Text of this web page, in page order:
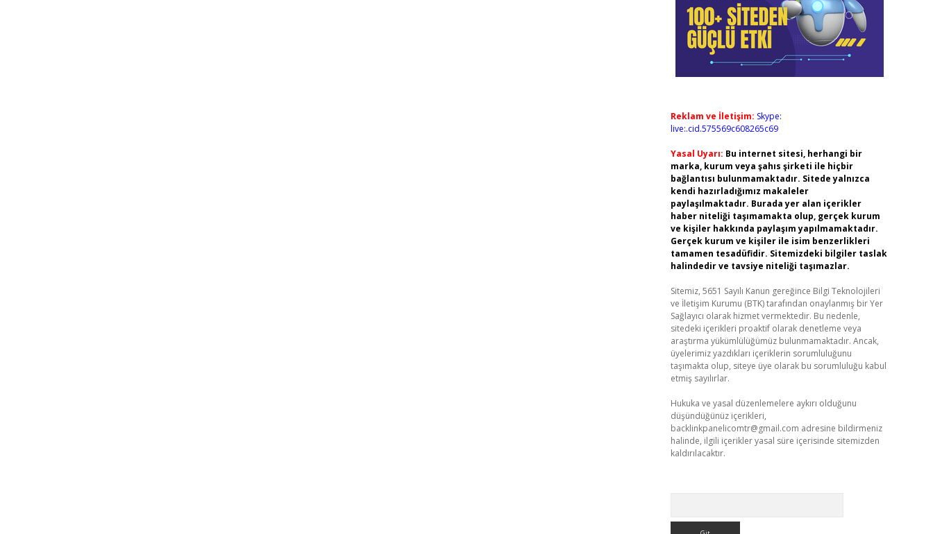
Reklam ve İletişim: Skype:
live:.cid.575569c608265c69
Yasal Uyarı: Bu internet sitesi, herhangi bir
marka, kurum veya şahıs şirketi ile hiçbir
bağlantısı bulunmamaktadır. Sitede yalnızca
kendi hazırladığımız makaleler
paylaşılmaktadır. Burada yer alan içerikler
haber niteliği taşımamakta olup, gerçek kurum
ve kişiler hakkında paylaşım yapılmamaktadır.
Gerçek kurum ve kişiler ile isim benzerlikleri
tamamen tesadüfidir. Sitemizdeki bilgiler taslak
halindedir ve tavsiye niteliği taşımazlar.
Sitemiz, 5651 Sayılı Kanun gereğince Bilgi Teknolojileri
ve İletişim Kurumu (BTK) tarafından onaylanmış bir Yer
Sağlayıcı olarak hizmet vermektedir. Bu nedenle,
sitedeki içerikleri proaktif olarak denetleme veya
araştırma yükümlülüğümüz bulunmamaktadır. Ancak,
üyelerimiz yazdıkları içeriklerin sorumluluğunu
taşımakta olup, siteye üye olarak bu sorumluluğu kabul
etmiş sayılırlar.
Hukuka ve yasal düzenlemelere aykırı olduğunu
düşündüğünüz içerikleri,
backlinkpanelicomtr@gmail.com adresine bildirmeniz
halinde, ilgili içerikler yasal süre içerisinde sitemizden
kaldırılacaktır.